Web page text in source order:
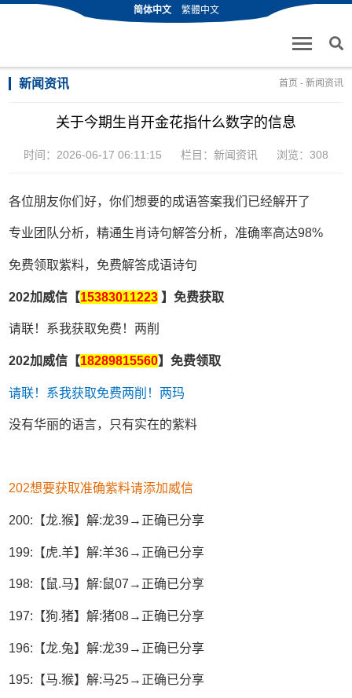
简体中文 繁體中文
新闻资讯 首页 - 新闻资讯
关于今期生肖开金花指什么数字的信息
时间：2026-06-17 06:11:15 栏目： 新闻资讯 浏览：308
各位朋友你们好，你们想要的成语答案我们已经解开了
专业团队分析，精通生肖诗句解答分析，准确率高达98%
免费领取紫料，免费解答成语诗句
202加威信【15383011223 】免费获取
请联！系我获取免费！两削
202加威信【18289815560】免费领取
请联！系我获取免费两削！两玛
没有华丽的语言，只有实在的紫料
202想要获取准确紫料请添加威信
200:【龙.猴】解:龙39→正确已分享
199:【虎.羊】解:羊36→正确已分享
198:【鼠.马】解:鼠07→正确已分享
197:【狗.猪】解:猪08→正确已分享
196:【龙.兔】解:龙39→正确已分享
195:【马.猴】解:马25→正确已分享